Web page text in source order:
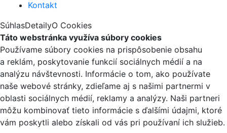
Kontakt
SúhlasDetailyO Cookies
Táto webstránka využíva súbory cookies
Používame súbory cookies na prispôsobenie obsahu
a reklám, poskytovanie funkcií sociálnych médií a na
analýzu návštevnosti. Informácie o tom, ako používate
naše webové stránky, zdieľame aj s našimi partnermi v
oblasti sociálnych médií, reklamy a analýzy. Naši partneri
môžu kombinovať tieto informácie s ďalšími údajmi, ktoré
vám poskytli alebo získali od vás pri používaní ich služieb.